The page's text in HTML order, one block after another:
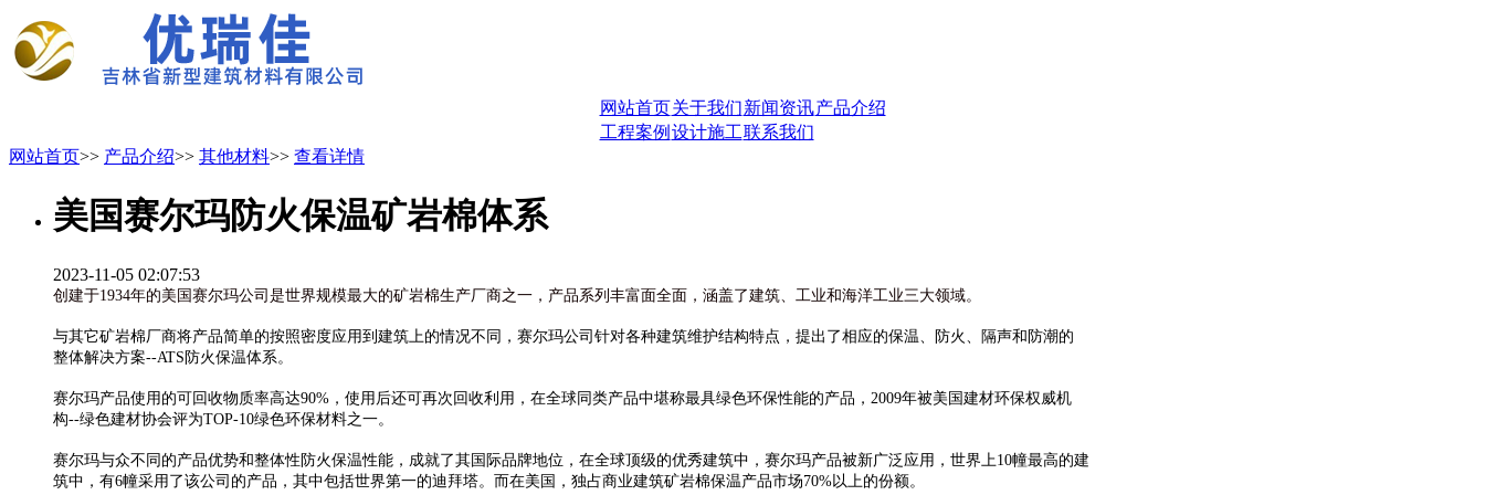
网站首页关于我们新闻资讯产品介绍
工程案例 设计施工联系我们
网站首页>> 产品介绍>> 其他材料>> 查看详情
美国赛尔玛防火保温矿岩棉体系
2023-11-05 02:07:53
创建于1934年的美国赛尔玛公司是世界规模最大的矿岩棉生产厂商之一，产品系列丰富面全面，涵盖了建筑、工业和海洋工业三大领域。
与其它矿岩棉厂商将产品简单的按照密度应用到建筑上的情况不同，赛尔玛公司针对各种建筑维护结构特点，提出了相应的保温、防火、隔声和防潮的
整体解决方案--ATS防火保温体系。
赛尔玛产品使用的可回收物质率高达90%，使用后还可再次回收利用，在全球同类产品中堪称最具绿色环保性能的产品，2009年被美国建材环保权威机
构--绿色建材协会评为TOP-10绿色环保材料之一。
赛尔玛与众不同的产品优势和整体性防火保温性能，成就了其国际品牌地位，在全球顶级的优秀建筑中，赛尔玛产品被新广泛应用，世界上10幢最高的建
筑中，有6幢采用了该公司的产品，其中包括世界第一的迪拜塔。而在美国，独占商业建筑矿岩棉保温产品市场70%以上的份额。